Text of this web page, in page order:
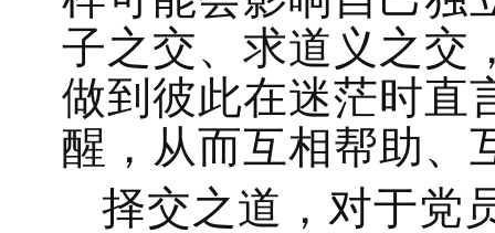
子之交、求道义之交
做到彼此在迷茫时直
醒，从而互相帮助、
择交之道，对于党